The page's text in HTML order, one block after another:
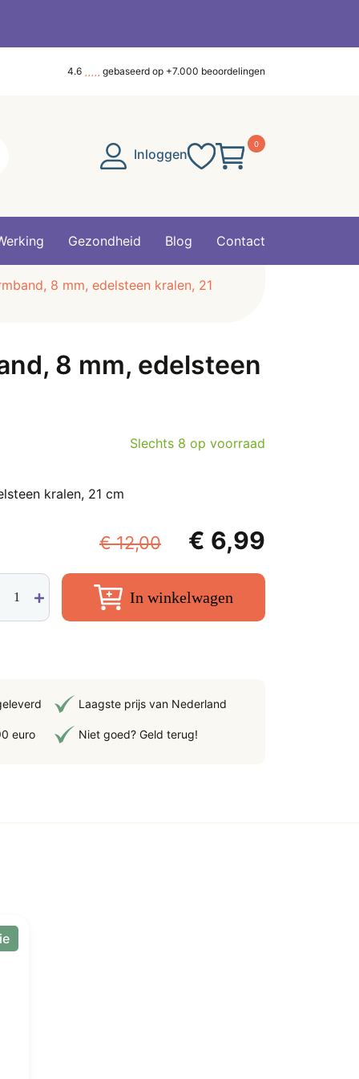
4.6 gebaseerd op +7.000 beoordelingen
Inloggen
0
Gezondheid Blog Contact
8 mm, edelsteen kralen, 21
8 mm, edelsteen
Slechts 8 op voorraad
kralen, 21 cm
€12,00
Oorspronkelijke
was:
€ 12,00.
€ 6,99
€ 6,99.
In winkelwagen
euro
Laagste prijs van Nederland
Niet goed? Geld terug!